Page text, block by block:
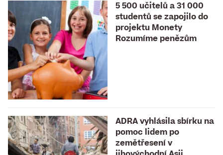
5 500 učitelů a 31 000
studentů se zapojilo do
projektu Monety
Rozumíme penězům
ADRA vyhlásila sbírku na
pomoc lidem po
zemětřesení v